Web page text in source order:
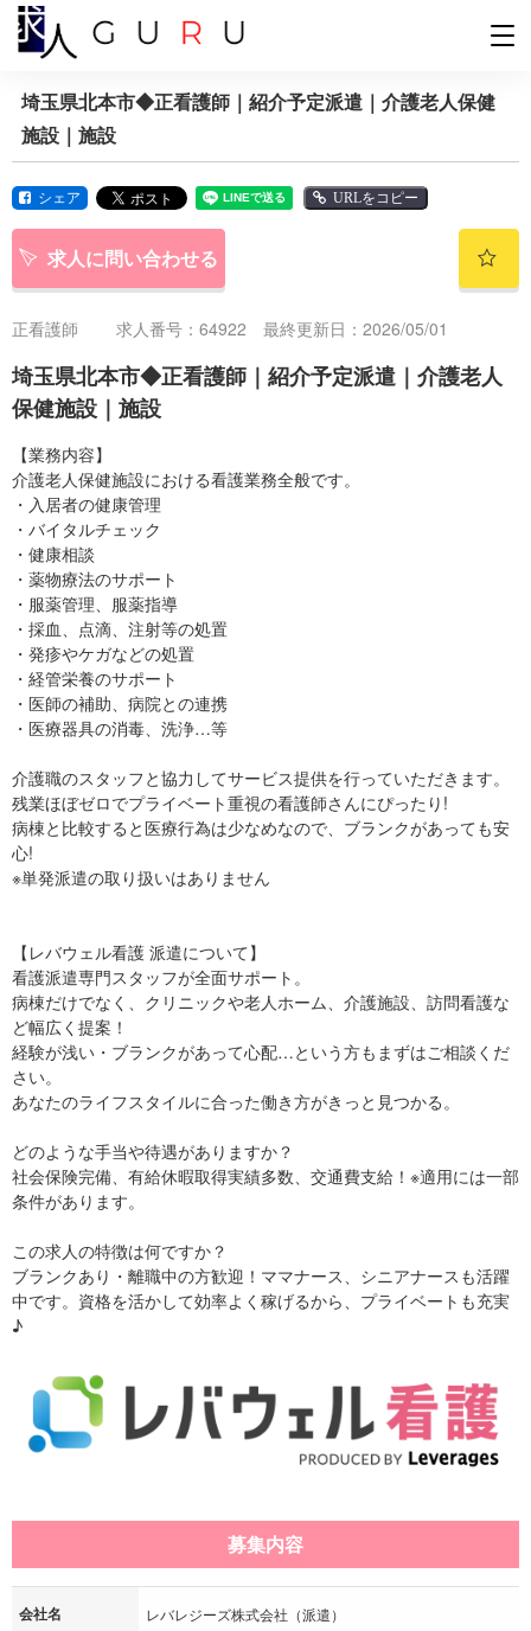
埼玉県北本市◆正看護師｜紹介予定派遣｜介護老人保健
施設｜施設
シェア URLをコピー
求人に問い合わせる
正看護師 求人番号：64922 最終更新日：2026/05/01
埼玉県北本市◆正看護師｜紹介予定派遣｜介護老人
保健施設｜施設
【業務内容】
介護老人保健施設における看護業務全般です。
・入居者の健康管理
・バイタルチェック
・健康相談
・薬物療法のサポート
・服薬管理、服薬指導
・採血、点滴、注射等の処置
・発疹やケガなどの処置
・経管栄養のサポート
・医師の補助、病院との連携
・医療器具の消毒、洗浄…等
介護職のスタッフと協力してサービス提供を行っていただきます。
残業ほぼゼロでプライベート重視の看護師さんにぴったり!
病棟と比較すると医療行為は少なめなので、ブランクがあっても安
心!
※単発派遣の取り扱いはありません
【レバウェル看護 派遣について】
看護派遣専門スタッフが全面サポート。
病棟だけでなく、クリニックや老人ホーム、介護施設、訪問看護な
ど幅広く提案！
経験が浅い・ブランクがあって心配…という方もまずはご相談くだ
さい。
あなたのライフスタイルに合った働き方がきっと見つかる。
どのような手当や待遇がありますか？
社会保険完備、有給休暇取得実績多数、交通費支給！※適用には一部
条件があります。
この求人の特徴は何ですか？
ブランクあり・離職中の方歓迎！ママナース、シニアナースも活躍
中です。資格を活かして効率よく稼げるから、プライベートも充実
♪
募集内容
会社名 レバレジーズ株式会社（派遣）